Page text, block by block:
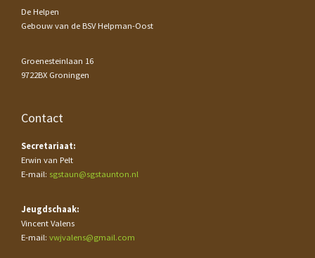
De Helpen
Gebouw van de BSV Helpman-Oost
Groenesteinlaan 16
9722BX Groningen
Contact
Secretariaat:
Erwin van Pelt
E-mail: sgstaun@sgstaunton.nl
Jeugdschaak:
Vincent Valens
E-mail: vwjvalens@gmail.com